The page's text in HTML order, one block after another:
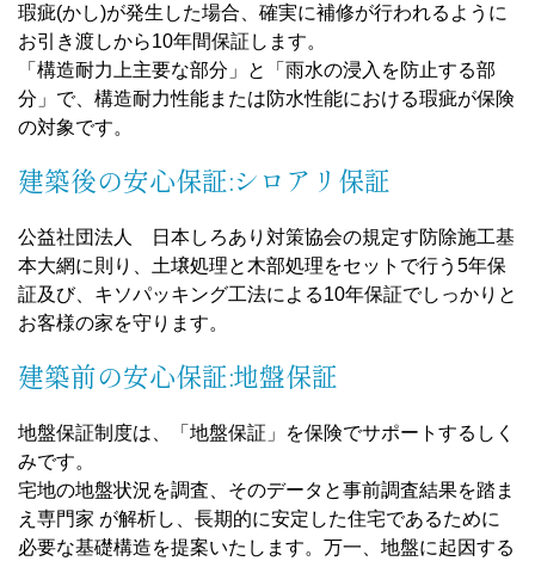
瑕疵(かし)が発生した場合、確実に補修が行われるように
お引き渡しから10年間保証します。
「構造耐力上主要な部分」と「雨水の浸入を防止する部
分」で、構造耐力性能または防水性能における瑕疵が保険
の対象です。
建築後の安心保証:シロアリ保証
公益社団法人 日本しろあり対策協会の規定す防除施工基
本大網に則り、土壌処理と木部処理をセットで行う5年保
証及び、キソパッキング工法による10年保証でしっかりと
お客様の家を守ります。
建築前の安心保証:地盤保証
地盤保証制度は、「地盤保証」を保険でサポートするしく
みです。
宅地の地盤状況を調査、そのデータと事前調査結果を踏ま
え専門家 が解析し、長期的に安定した住宅であるために
必要な基礎構造を提案いたします。万一、地盤に起因する